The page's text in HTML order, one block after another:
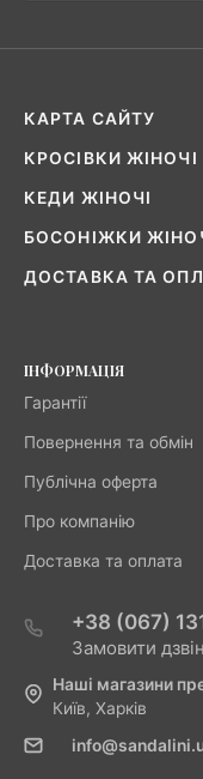
КАРТА САЙТУ
КРОСІВКИ ЖІНОЧІ
КЕДИ ЖІНОЧІ
БОСОНІЖКИ
ДОСТАВКА ТА
ІНФОРМАЦІЯ
Гарантії
Повернення та обмін
Публічна оферта
Про компанію
Доставка та оплата
+38 (067)
Замовити
Наші магазини
Київ, Харків